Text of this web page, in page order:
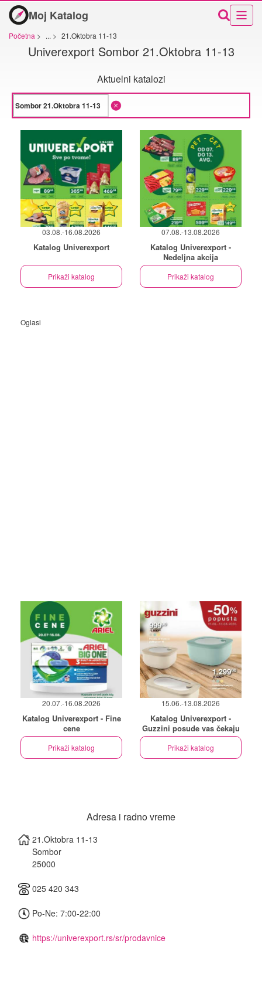
Moj Katalog
Početna > ... > 21.Oktobra 11-13
Univerexport Sombor 21.Oktobra 11-13
Aktuelni katalozi
03.08.-16.08.2026
Katalog Univerexport
Prikaži katalog
07.08.-13.08.2026
Katalog Univerexport -
Nedeljna akcija
Prikaži katalog
Oglasi
20.07.-16.08.2026
Katalog Univerexport - Fine
cene
Prikaži katalog
15.06.-13.08.2026
Katalog Univerexport -
Guzzini posude vas čekaju
Prikaži katalog
Adresa i radno vreme
21.Oktobra 11-13
Sombor
25000
025 420 343
Po-Ne: 7:00-22:00
https://univerexport.rs/sr/prodavnice